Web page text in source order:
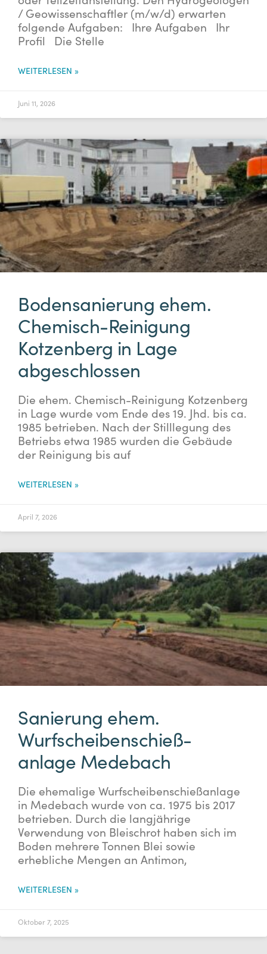
/ Geowissenschaftler (m/w/d) erwarten
folgende Aufgaben: Ihre Aufgaben Ihr
Profil Die Stelle
WEITERLESEN »
Juni 11, 2026
Bodensanierung ehem.
Chemisch-Reinigung
Kotzenberg in Lage
abgeschlossen
Die ehem. Chemisch-Reinigung Kotzenberg
in Lage wurde vom Ende des 19. Jhd. bis ca.
1985 betrieben. Nach der Stilllegung des
Betriebs etwa 1985 wurden die Gebäude
der Reinigung bis auf
WEITERLESEN »
April 7, 2026
Sanierung ehem.
Wurfscheibenschieß-
anlage Medebach
Die ehemalige Wurfscheibenschießanlage
in Medebach wurde von ca. 1975 bis 2017
betrieben. Durch die langjährige
Verwendung von Bleischrot haben sich im
Boden mehrere Tonnen Blei sowie
erhebliche Mengen an Antimon,
WEITERLESEN »
Oktober 7, 2025